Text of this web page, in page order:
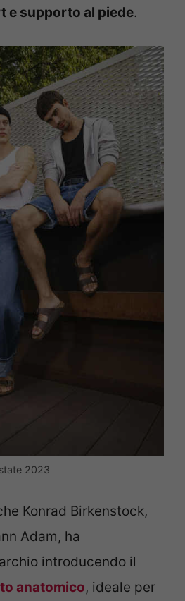
e supporto al piede.
2023
Konrad Birkenstock,
Adam, ha
introducendo il
anatomico, ideale per